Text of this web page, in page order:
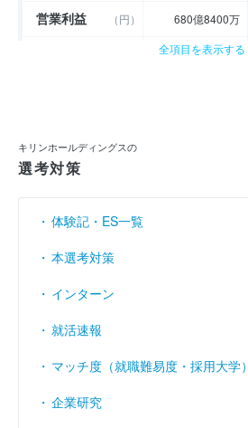
営業利益 （円） 680億8400万
996億1700万
売上伸び率
営業利益率 （％） 3.74
経常利益率 （％）
全項目を表示する
キリンホールディングスの
選考対策
体験記・ES一覧
本選考対策
インターン
就活速報
マッチ度（就職難易度・採用大学）
企業研究